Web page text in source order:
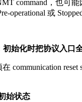
command，也可
operational 或 Stopped
初始化时把协议入口
communication
始状态